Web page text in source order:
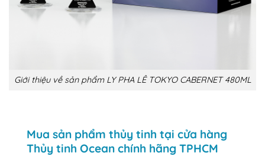
Giới thiệu về sản phẩm LY PHA LÊ TOKYO CABERNET 480ML
Mua sản phẩm thủy tinh tại cửa hàng
Thủy tinh Ocean chính hãng TPHCM